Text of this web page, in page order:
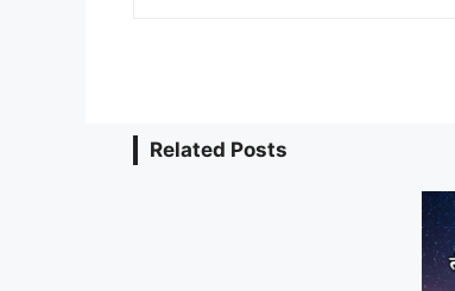
Related Posts